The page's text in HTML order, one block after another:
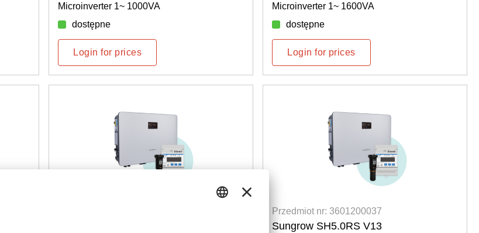
Microinverter 1~ 1000VA
dostępne
Login for prices
Microinverter 1~ 1600VA
dostępne
Login for prices
Przedmiot nr: 3601200037
Sungrow SH5.0RS V13